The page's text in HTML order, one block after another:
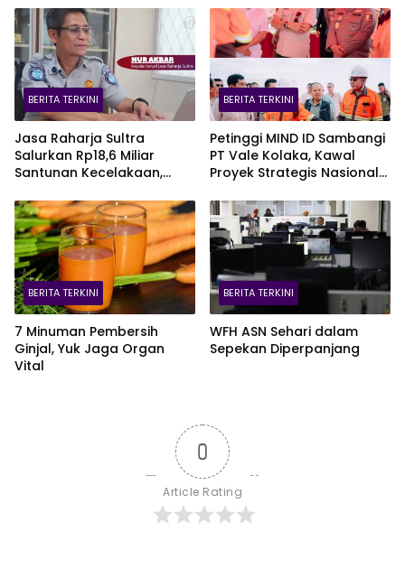
BERITA TERKINI
Jasa Raharja Sultra
Salurkan Rp18,6 Miliar
Santunan Kecelakaan,
Terbanyak
BERITA TERKINI
Petinggi MIND ID Sambangi
PT Vale Kolaka, Kawal
Proyek Strategis Nasional
BERITA TERKINI
7 Minuman Pembersih
Ginjal, Yuk Jaga Organ
Vital
BERITA TERKINI
WFH ASN Sehari dalam
Sepekan Diperpanjang
0
Article Rating